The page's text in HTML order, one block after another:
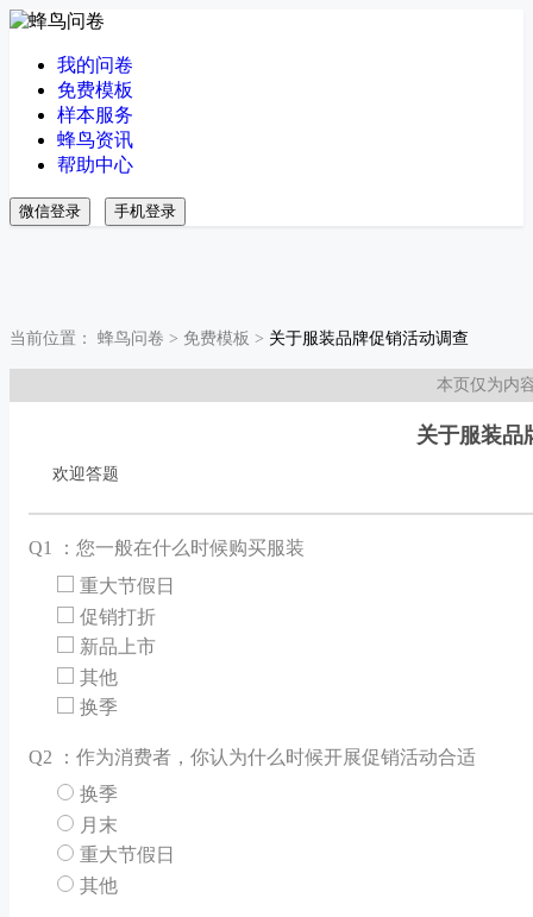
我的问卷
免费模板
样本服务
蜂鸟资讯
帮助中心
微信登录 手机登录
当前位置： 蜂鸟问卷 > 免费模板 > 关于服装品牌促销活动调查
本页仅为内
关于服装品
欢迎答题
Q1 ：您一般在什么时候购买服装
重大节假日
促销打折
新品上市
其他
换季
Q2 ：作为消费者，你认为什么时候开展促销活动合适
换季
月末
重大节假日
其他